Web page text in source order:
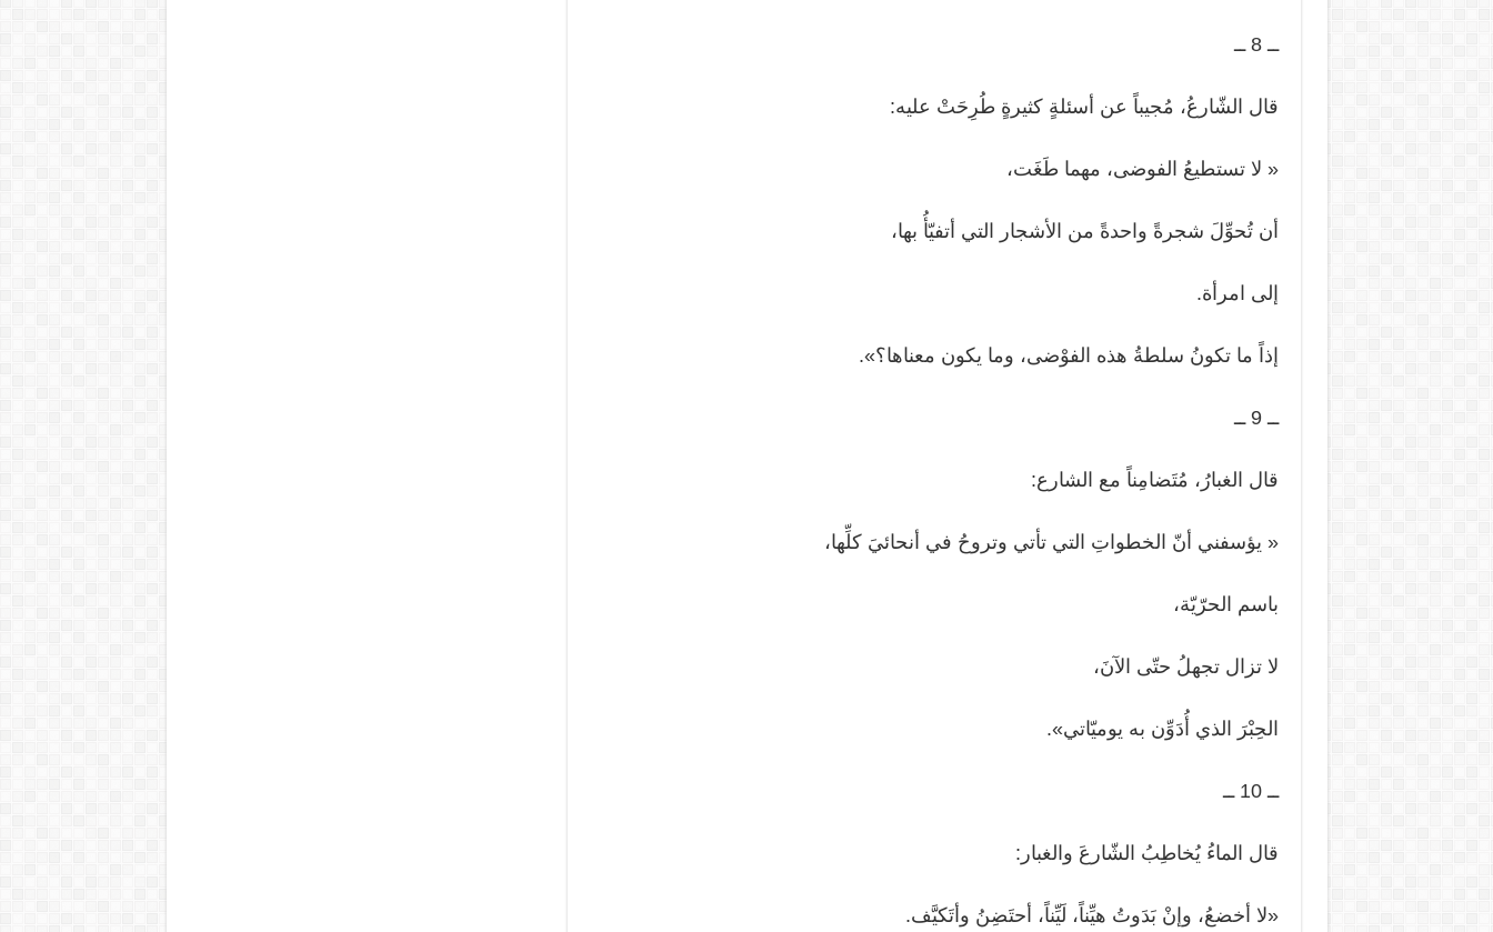
ــ 8 ــ
قال الشّارعُ، مُجيباً عن أسئلةٍ كثيرةٍ طُرِحَتْ عليه:
« لا تستطيعُ الفوضى، مهما طَغَت،
أن تُحوِّلَ شجرةً واحدةً من الأشجار التي أتفيّأُ بها،
إلى امرأة.
إذاً ما تكونُ سلطةُ هذه الفوْضى، وما يكون معناها؟».
ــ 9 ــ
قال الغبارُ، مُتَضامِناً مع الشارع:
« يؤسفني أنّ الخطواتِ التي تأتي وتروحُ في أنحائيَ كلِّها،
باسم الحرّيّة،
لا تزال تجهلُ حتّى الآنَ،
الحِبْرَ الذي أُدَوِّن به يوميّاتي».
ــ 10 ــ
قال الماءُ يُخاطِبُ الشّارعَ والغبار:
«لا أخضعُ، وإنْ بَدَوتُ هيِّناً، لَيِّناً، أحتَضِنُ وأتَكيَّف.